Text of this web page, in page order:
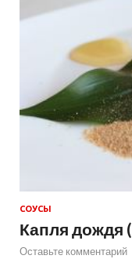
СОУСЫ
Капля дождя
Оставьте комментарий